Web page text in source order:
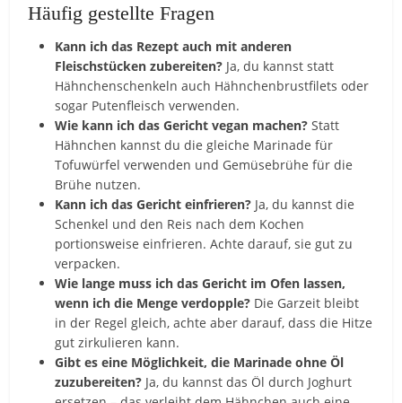
Häufig gestellte Fragen
Kann ich das Rezept auch mit anderen
Fleischstücken zubereiten? Ja, du kannst statt
Hähnchenschenkeln auch Hähnchenbrustfilets oder
sogar Putenfleisch verwenden.
Wie kann ich das Gericht vegan machen? Statt
Hähnchen kannst du die gleiche Marinade für
Tofuwürfel verwenden und Gemüsebrühe für die
Brühe nutzen.
Kann ich das Gericht einfrieren? Ja, du kannst die
Schenkel und den Reis nach dem Kochen
portionsweise einfrieren. Achte darauf, sie gut zu
verpacken.
Wie lange muss ich das Gericht im Ofen lassen,
wenn ich die Menge verdopple? Die Garzeit bleibt
in der Regel gleich, achte aber darauf, dass die Hitze
gut zirkulieren kann.
Gibt es eine Möglichkeit, die Marinade ohne Öl
zuzubereiten? Ja, du kannst das Öl durch Joghurt